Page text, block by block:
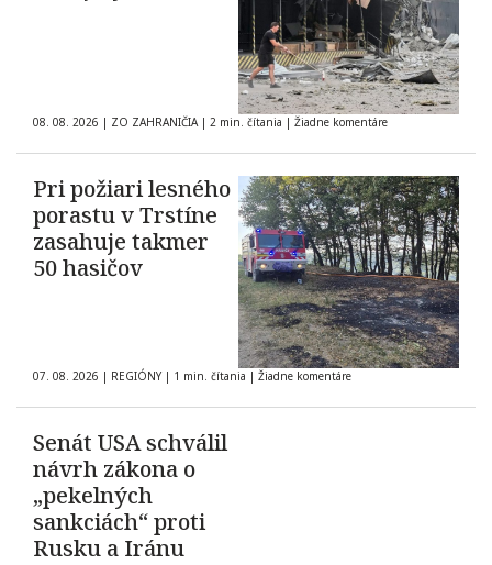
08. 08. 2026 | ZO ZAHRANIČIA | 2 min. čítania | Žiadne komentáre
Pri požiari lesného
porastu v Trstíne
zasahuje takmer
50 hasičov
07. 08. 2026 | REGIÓNY | 1 min. čítania | Žiadne komentáre
Senát USA schválil
návrh zákona o
„pekelných
sankciách“ proti
Rusku a Iránu